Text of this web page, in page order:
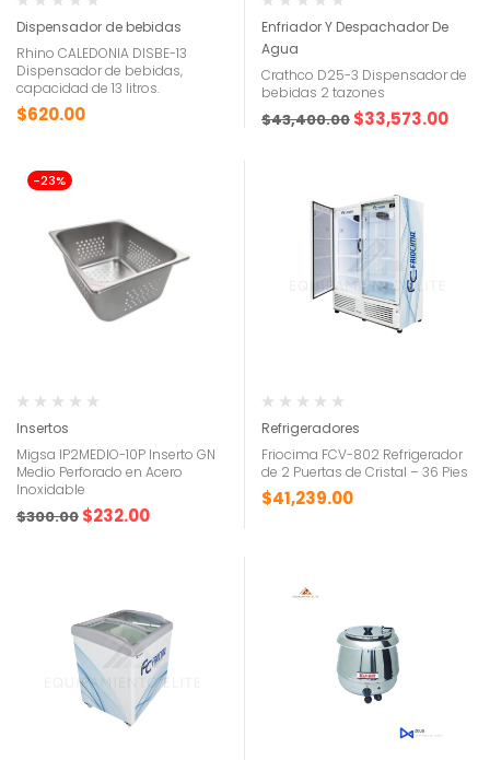
Dispensador de bebidas
Rhino CALEDONIA DISBE-13
Dispensador de bebidas,
capacidad de 13 litros.
$620.00
Enfriador Y Despachador De
Agua
Crathco D25-3 Dispensador de
bebidas 2 tazones
$43,400.00 $33,573.00
-23%
Insertos
Migsa IP2MEDIO-10P Inserto GN
Medio Perforado en Acero
Inoxidable
$300.00 $232.00
Refrigeradores
Friocima FCV-802 Refrigerador
de 2 Puertas de Cristal – 36 Pies
$41,239.00